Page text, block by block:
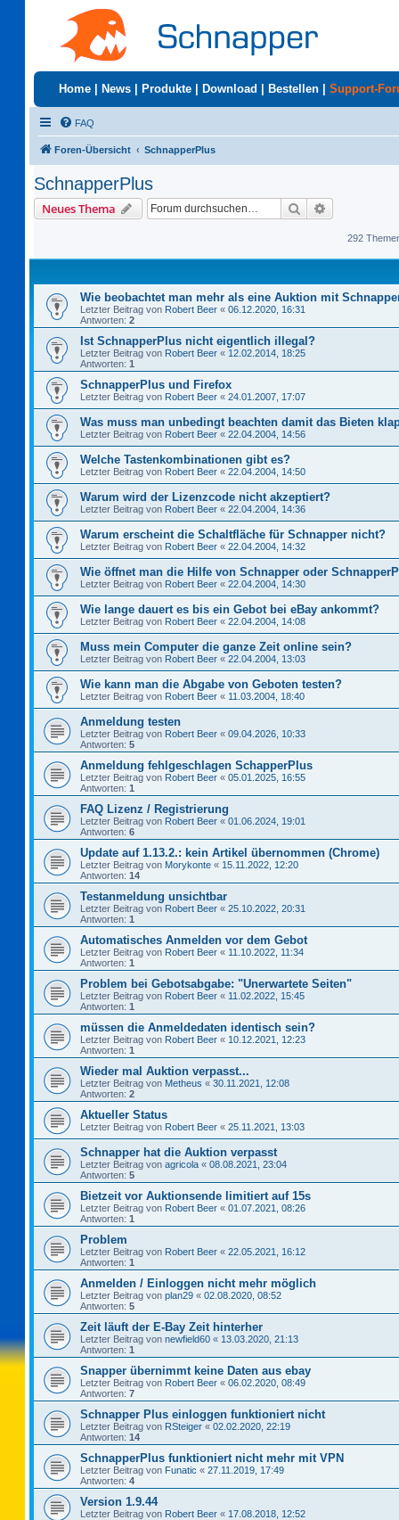
Home News Produkte Download Bestellen Support-
FAQ
Foren-Übersicht SchnapperPlus
SchnapperPlus
Neues Thema Suche
292
Wie beobachtet man mehr als eine Auktion mit
Letzter Beitrag von Robert Beer « 06.12.2020, 16:31
Antworten: 2
Ist SchnapperPlus nicht eigentlich illegal?
Letzter Beitrag von Robert Beer « 12.02.2014, 18:25
Antworten: 1
SchnapperPlus und Firefox
Letzter Beitrag von Robert Beer « 24.01.2007, 17:07
Was muss man unbedingt beachten damit das Bieten
Letzter Beitrag von Robert Beer « 22.04.2004, 14:56
Welche Tastenkombinationen gibt es?
Letzter Beitrag von Robert Beer « 22.04.2004, 14:50
Warum wird der Lizenzcode nicht akzeptiert?
Letzter Beitrag von Robert Beer « 22.04.2004, 14:36
Warum erscheint die Schaltfläche für Schnapper nicht?
Letzter Beitrag von Robert Beer « 22.04.2004, 14:32
Wie öffnet man die Hilfe von Schnapper oder
Letzter Beitrag von Robert Beer « 22.04.2004, 14:30
Wie lange dauert es bis ein Gebot bei eBay ankommt?
Letzter Beitrag von Robert Beer « 22.04.2004, 14:08
Muss mein Computer die ganze Zeit online sein?
Letzter Beitrag von Robert Beer « 22.04.2004, 13:03
Wie kann man die Abgabe von Geboten testen?
Letzter Beitrag von Robert Beer « 11.03.2004, 18:40
Anmeldung testen
Letzter Beitrag von Robert Beer « 09.04.2026, 10:33
Antworten: 5
Anmeldung fehlgeschlagen SchapperPlus
Letzter Beitrag von Robert Beer « 05.01.2025, 16:55
Antworten: 1
FAQ Lizenz / Registrierung
Letzter Beitrag von Robert Beer « 01.06.2024, 19:01
Antworten: 6
Update auf 1.13.2.: kein Artikel übernommen (Chrome)
Letzter Beitrag von Morykonte « 15.11.2022, 12:20
Antworten: 14
Testanmeldung unsichtbar
Letzter Beitrag von Robert Beer « 25.10.2022, 20:31
Antworten: 1
Automatisches Anmelden vor dem Gebot
Letzter Beitrag von Robert Beer « 11.10.2022, 11:34
Antworten: 1
Problem bei Gebotsabgabe: "Unerwartete Seiten"
Letzter Beitrag von Robert Beer « 11.02.2022, 15:45
Antworten: 1
müssen die Anmeldedaten identisch sein?
Letzter Beitrag von Robert Beer « 10.12.2021, 12:23
Antworten: 1
Wieder mal Auktion verpasst...
Letzter Beitrag von Metheus « 30.11.2021, 12:08
Antworten: 2
Aktueller Status
Letzter Beitrag von Robert Beer « 25.11.2021, 13:03
Schnapper hat die Auktion verpasst
Letzter Beitrag von agricola « 08.08.2021, 23:04
Antworten: 5
Bietzeit vor Auktionsende limitiert auf 15s
Letzter Beitrag von Robert Beer « 01.07.2021, 08:26
Antworten: 1
Problem
Letzter Beitrag von Robert Beer « 22.05.2021, 16:12
Antworten: 1
Anmelden / Einloggen nicht mehr möglich
Letzter Beitrag von plan29 « 02.08.2020, 08:52
Antworten: 5
Zeit läuft der E-Bay Zeit hinterher
Letzter Beitrag von newfield60 « 13.03.2020, 21:13
Antworten: 1
Snapper übernimmt keine Daten aus ebay
Letzter Beitrag von Robert Beer « 06.02.2020, 08:49
Antworten: 7
Schnapper Plus einloggen funktioniert nicht
Letzter Beitrag von RSteiger « 02.02.2020, 22:19
Antworten: 14
SchnapperPlus funktioniert nicht mehr mit VPN
Letzter Beitrag von Funatic « 27.11.2019, 17:49
Antworten: 4
Version 1.9.44
Letzter Beitrag von Robert Beer « 17.08.2018, 12:52